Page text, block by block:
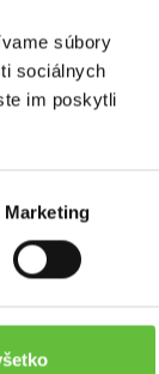
súbory
sociálnych
im poskytli
Marketing
sa k nám